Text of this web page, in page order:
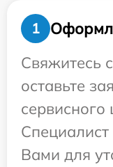
1
Свяжитесь
оставьте
сервисного
Специалист
Вами для